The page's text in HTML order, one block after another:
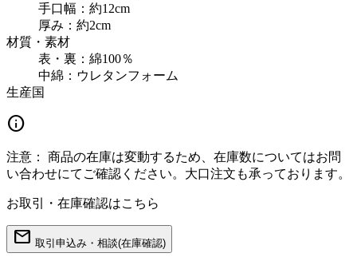
手口幅：約12cm
厚み：約2cm
材質・素材
表・裏：綿100％
中綿：ウレタンフォーム
生産国
info
注意：
商品の在庫は変動するため、在庫数についてはお問
い合わせにてご確認ください。大口注文も承っております。
お取引・在庫確認はこちら
mail 取引申込み・相談(在庫確認)